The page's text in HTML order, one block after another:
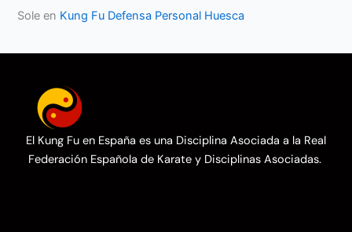
Sole en Kung Fu Defensa Personal Huesca
El Kung Fu en España es una Disciplina Asociada a la Real
Federación Española de Karate y Disciplinas Asociadas.